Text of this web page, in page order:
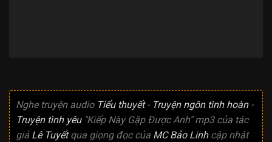
Nghe truyện audio Tiểu thuyết- Truyện ngôn tình hoàn-
Truyện tình yêu"Kiếp Này Gặp Được Anh" mp3 của tác
giả Lê Tuyếtqua giọng đọc của MC Bảo Linhcập nhật